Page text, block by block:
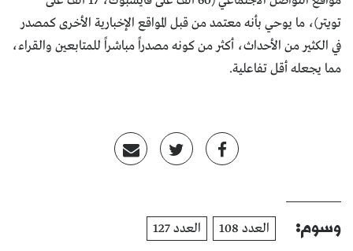
تويتر)، ما يوحي بأنه معتمد من قبل المواقع الإخبارية الأخرى كمصدر
في الكثير من الأحداث، أكثر من كونه مصدراً مباشراً للمتابعين والقراء،
مما يجعله أقل تفاعلية.
وسوم: العدد 108 العدد 127